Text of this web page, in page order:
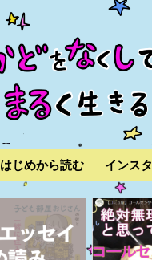
はじめから読む インスタ